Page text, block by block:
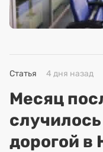
Статья 4 дня назад
Месяц
дорогой